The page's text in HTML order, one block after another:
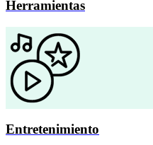
Herramientas
Entretenimiento